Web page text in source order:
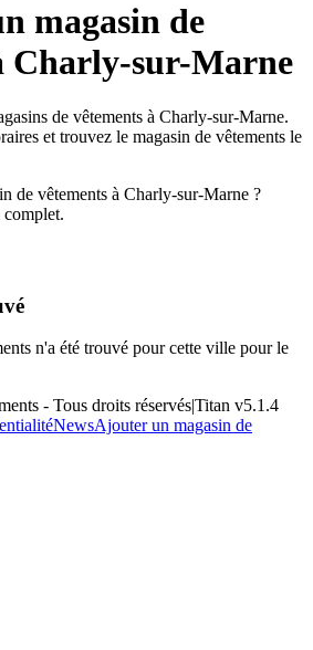
magasin de
Charly-sur-Marne
de vêtements à Charly-sur-Marne.
et trouvez le magasin de vêtements le
de vêtements à Charly-sur-Marne ?
complet.
n'a été trouvé pour cette ville pour le
- Tous droits réservés|Titan v5.1.4
NewsAjouter un magasin de